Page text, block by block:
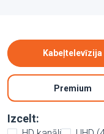
Kabeļtelevīzija
Premium
Izcelt: